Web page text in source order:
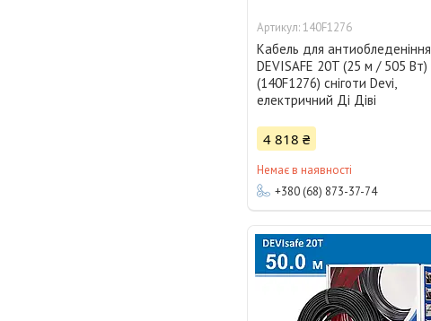
140F1276
Кабель для антиобледеніння
DEVISAFE 20T (25 м / 505 Вт)
(140F1276) сніготи Devi,
електричний Ді Діві
4 818 ₴
Немає в наявності
+380 (68) 873-37-74